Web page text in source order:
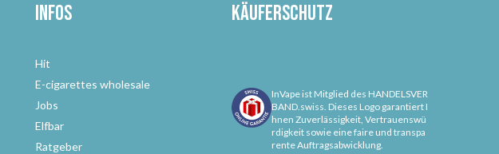
Infos
Hit
E-cigarettes wholesale
Jobs
Elfbar
Ratgeber
Käuferschutz
InVape ist Mitglied des HANDELSVER
BAND.swiss. Dieses Logo garantiert I
hnen Zuverlässigkeit, Vertrauenswü
rdigkeit sowie eine faire und transpa
rente Auftragsabwicklung.